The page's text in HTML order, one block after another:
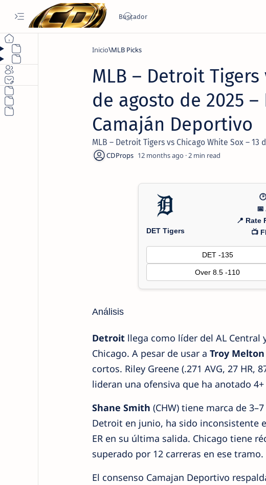
Inicio MLB Picks
MLB – Detroit Tigers
de agosto de 2025 –
Camaján Deportivo
MLB – Detroit Tigers vs Chicago White Sox –
12 months ago 2
DET Tigers
📅
📍
📺
DET -135
Over 8.5 -110
Análisis
Detroitllega como líder del AL Central
Chicago. A pesar de usar a Troy Melton
cortos. Riley Greene (.271 AVG, 27 HR,
lideran una ofensiva que ha anotado
Shane Smith (CHW) tiene marca de
Detroit en junio, ha sido inconsistente
ER en su última salida. Chicago tiene
superado por 12 carreras en ese tramo.
El consenso Camajan Deportivo